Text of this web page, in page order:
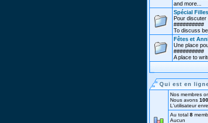
and more...
Spécial
Pour discuter
##########
To discuss
Fêtes et
Une place
##########
A place to
Qui est en
Nos membres
Nous avons 100
L'utilisateur
Au total 8
Aucun